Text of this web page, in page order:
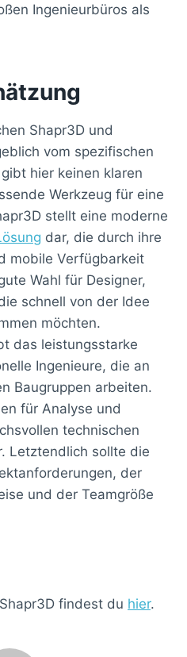
Ingenieurbüros als
Shapr3D und
vom spezifischen
hier keinen klaren
Werkzeug für eine
stellt eine moderne
dar, die durch ihre
mobile Verfügbarkeit
Wahl für Designer,
schnell von der Idee
möchten.
das leistungsstarke
Ingenieure, die an
Baugruppen arbeiten.
für Analyse und
technischen
Letztendlich sollte die
der
und der Teamgröße
findest du hier.